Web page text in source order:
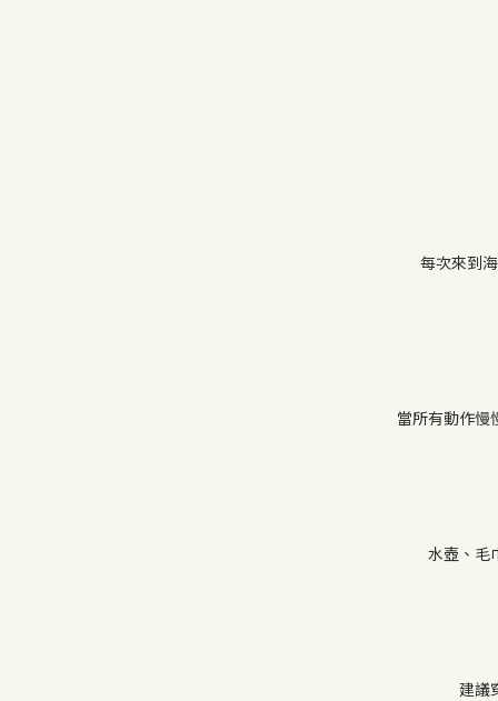
每次來到
當所有動作慢
水壺、毛
建議